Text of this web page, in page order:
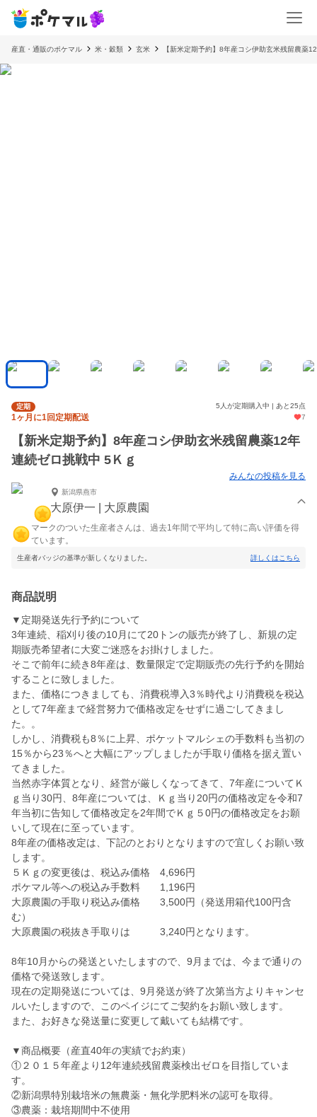
産直・通販のポケマル 米・穀類 玄米 【新米定期予約】8年産コシ伊助玄米残留農薬
定期 5人が定期購入中 | あと25点
1ヶ月に1回定期配送 7
【新米定期予約】8年産コシ伊助玄米残留農薬12年
連続ゼロ挑戦中 5Ｋｇ
みんなの投稿を見る
新潟県燕市
大原伊一 | 大原農園
マークのついた生産者さんは、過去1年間で平均して特に高い評価を得
ています。
生産者バッジの基準が新しくなりました。 詳しくはこちら
商品説明
▼定期発送先行予約について
3年連続、稲刈り後の10月にて20トンの販売が終了し、新規の定
期販売希望者に大変ご迷惑をお掛けしました。
そこで前年に続き8年産は、数量限定で定期販売の先行予約を開始
することに致しました。
また、価格につきましても、消費税導入3％時代より消費税を税込
として7年産まで経営努力で価格改定をせずに過ごしてきまし
た。。
しかし、消費税も8％に上昇、ポケットマルシェの手数料も当初の
15％から23％へと大幅にアップしましたが手取り価格を据え置い
てきました。
当然赤字体質となり、経営が厳しくなってきて、7年産についてＫ
ｇ当り30円、8年産については、Ｋｇ当り20円の価格改定を令和7
年当初に告知して価格改定を2年間でＫｇ５0円の価格改定をお願
いして現在に至っています。
8年産の価格改定は、下記のとおりとなりますので宜しくお願い致
します。
５Ｋｇの変更後は、税込み価格 4,696円
ポケマル等への税込み手数料 1,196円
大原農園の手取り税込み価格 3,500円（発送用箱代100円含
む）
大原農園の税抜き手取りは 3,240円となります。
8年10月からの発送といたしますので、9月までは、今まで通りの
価格で発送致します。
現在の定期発送については、9月発送が終了次第当方よりキャンセ
ルいたしますので、このペイジにてご契約をお願い致します。
また、お好きな発送量に変更して戴いても結構です。
▼商品概要（産直40年の実績でお約束）
①２０１５年産より12年連続残留農薬検出ゼロを目指していま
す。
②新潟県特別栽培米の無農薬・無化学肥料米の認可を取得。
③農薬：栽培期間中不使用